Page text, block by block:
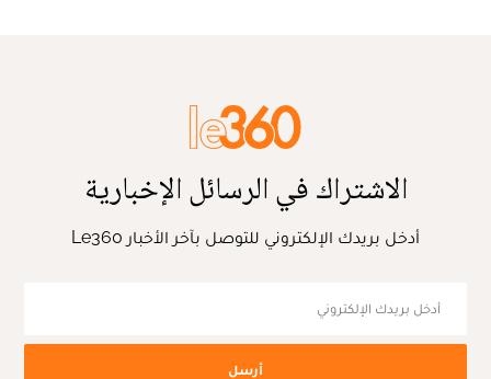
الاشتراك في الرسائل الإخبارية
أدخل بريدك الإلكتروني للتوصل بآخر الأخبار Le360
أرسل